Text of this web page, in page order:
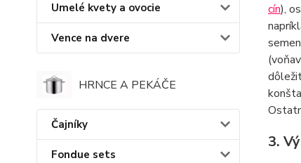
Umelé kvety a ovocie
Vence na dvere
HRNCE A PEKÁČE
Čajníky
Fondue sets
cín),
3.